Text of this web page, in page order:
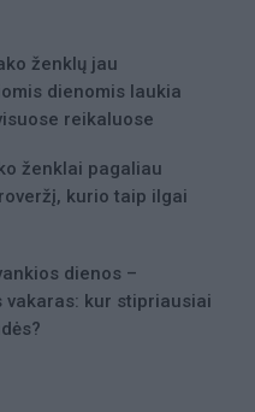
ženklų jau
dienomis laukia
reikaluose
ženklai pagaliau
kurio taip ilgai
dienos –
vakaras: kur stipriausiai